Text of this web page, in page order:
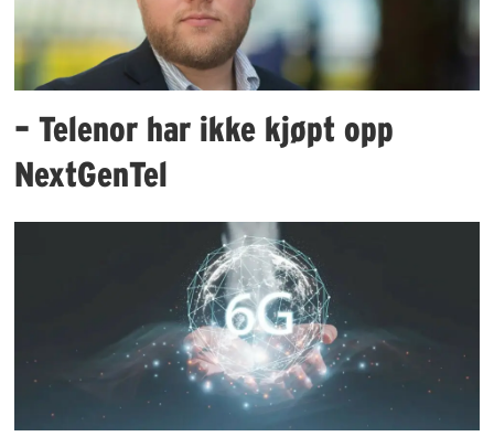
– Telenor har ikke kjøpt opp
NextGenTel